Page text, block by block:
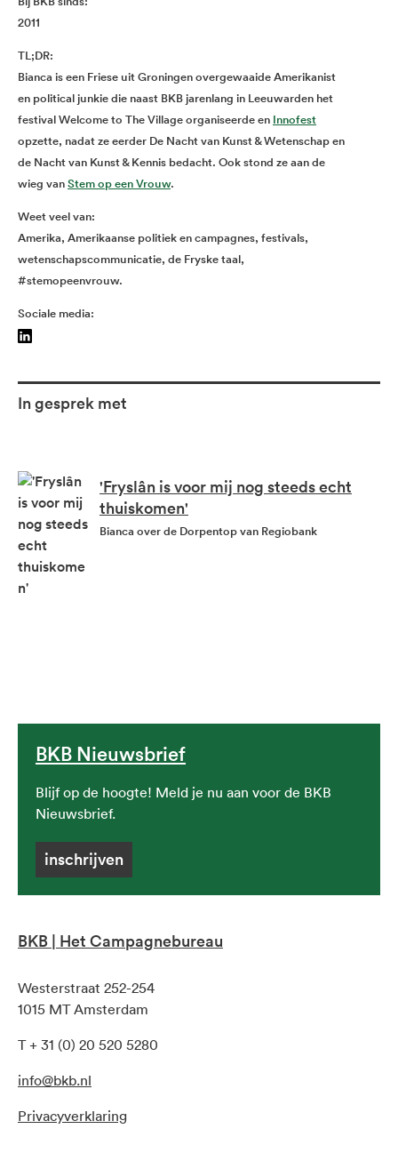
2011
TL;DR:
Bianca is een Friese uit Groningen overgewaaide Amerikanist
en political junkie die naast BKB jarenlang in Leeuwarden het
festival Welcome to The Village organiseerde en Innofest
opzette, nadat ze eerder De Nacht van Kunst & Wetenschap en
de Nacht van Kunst & Kennis bedacht. Ook stond ze aan de
wieg vanStem op een Vrouw.
Weet veel van:
Amerika, Amerikaanse politiek en campagnes, festivals,
wetenschapscommunicatie, de Fryske taal,
#stemopeenvrouw.
Sociale media:
In gesprek met
'Fryslân is voor mij nog steeds echt
thuiskomen'
Bianca over de Dorpentop van Regiobank
BKB Nieuwsbrief
Blijf op de hoogte! Meld je nu aan voor de BKB
Nieuwsbrief.
inschrijven
BKB | Het Campagnebureau
Westerstraat 252-254
1015 MT Amsterdam
T + 31 (0) 20 520 5280
info@bkb.nl
Privacyverklaring